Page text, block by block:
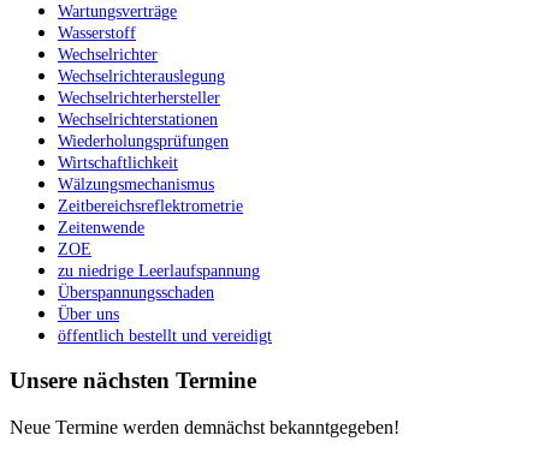
Wartungsverträge
Wasserstoff
Wechselrichter
Wechselrichterauslegung
Wechselrichterhersteller
Wechselrichterstationen
Wiederholungsprüfungen
Wirtschaftlichkeit
Wälzungsmechanismus
Zeitbereichsreflektrometrie
Zeitenwende
ZOE
zu niedrige Leerlaufspannung
Überspannungsschaden
Über uns
öffentlich bestellt und vereidigt
Unsere nächsten Termine
Neue Termine werden demnächst bekanntgegeben!